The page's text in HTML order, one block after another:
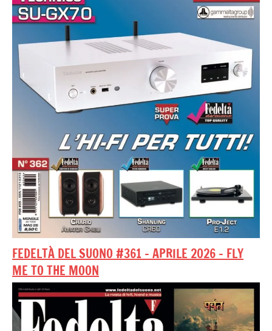
FEDELTÀ DEL SUONO #361 – APRILE 2026 – FLY
ME TO THE MOON